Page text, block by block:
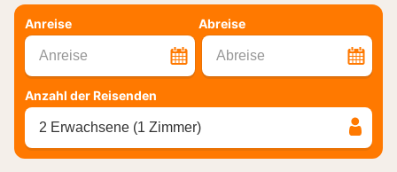
Anreise Abreise
Anreise Abreise
Anzahl der Reisenden
2 Erwachsene (1 Zimmer)